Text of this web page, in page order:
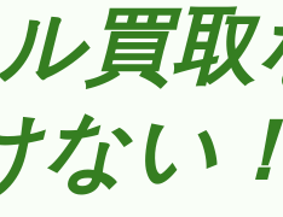
買取
ない！